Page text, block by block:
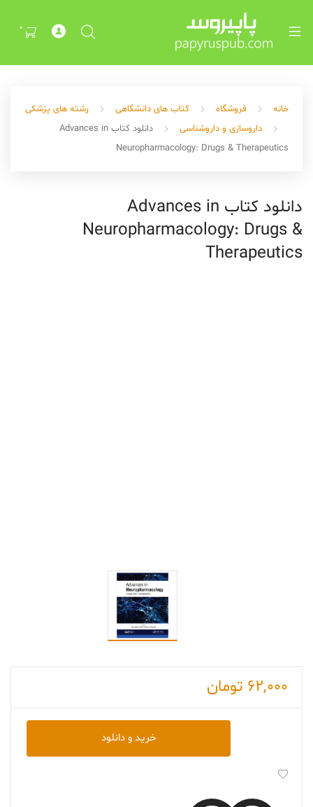
0
خانه فروشگاه کتاب های دانشگاهی
رشته های پزشکی
داروسازی و داروشناسی
دانلود کتاب Advances in
Neuropharmacology: Drugs & Therapeutics
دانلود کتاب Advances in
Neuropharmacology: Drugs &
Therapeutics
62,000 تومان
in
Neuropharmacology:
خرید و دانلود